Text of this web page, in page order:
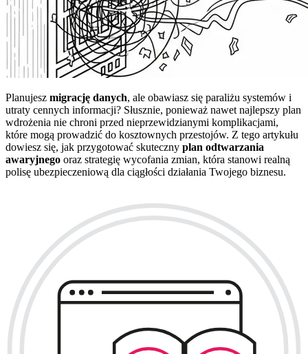
Planujesz migrację danych, ale obawiasz się paraliżu systemów i
utraty cennych informacji? Słusznie, ponieważ nawet najlepszy plan
wdrożenia nie chroni przed nieprzewidzianymi komplikacjami,
które mogą prowadzić do kosztownych przestojów. Z tego artykułu
dowiesz się, jak przygotować skuteczny plan odtwarzania
awaryjnego oraz strategię wycofania zmian, która stanowi realną
polisę ubezpieczeniową dla ciągłości działania Twojego biznesu.